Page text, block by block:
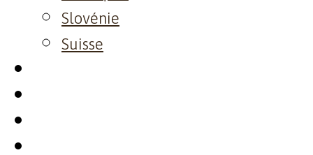
Slovénie
Suisse